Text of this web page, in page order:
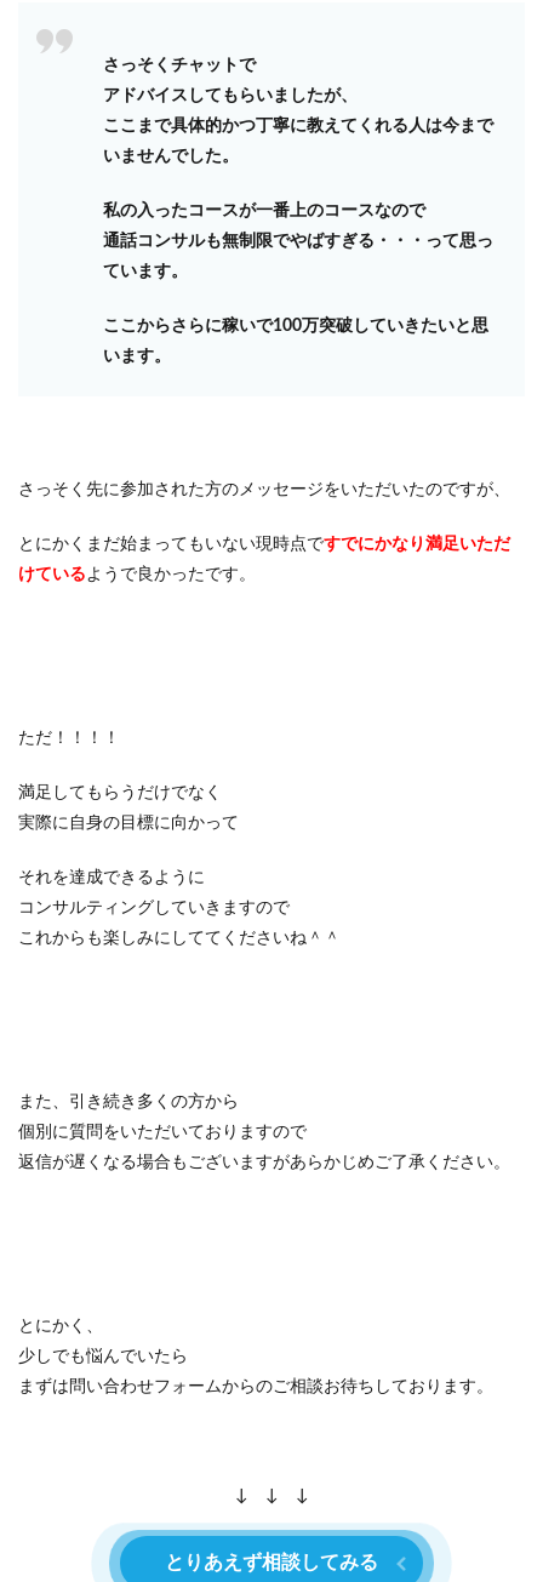
さっそくチャットで
アドバイスしてもらいましたが、
ここまで具体的かつ丁寧に教えてくれる人は今まで
いませんでした。
私の入ったコースが一番上のコースなので
通話コンサルも無制限でやばすぎる・・・って思っ
ています。
ここからさらに稼いで100万突破していきたいと思
います。
さっそく先に参加された方のメッセージをいただいたのですが、
とにかくまだ始まってもいない現時点ですでにかなり満足いただ
けている ようで良かったです。
ただ！！！！
満足してもらうだけでなく
実際に自身の目標に向かって
それを達成できるように
コンサルティングしていきますので
これからも楽しみにしててくださいね＾＾
また、引き続き多くの方から
個別に質問をいただいておりますので
返信が遅くなる場合もございますがあらかじめご了承ください。
とにかく、
少しでも悩んでいたら
まずは問い合わせフォームからのご相談お待ちしております。
↓ ↓ ↓
とりあえず相談してみる